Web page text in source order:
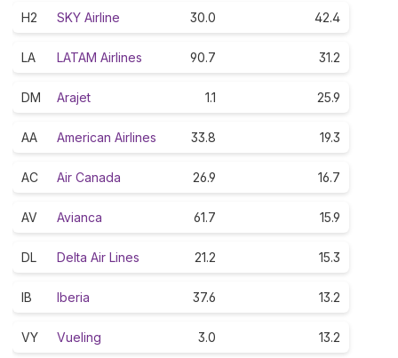
H2 SKY Airline 30.0 42.4
LA LATAM Airlines 90.7 31.2
DM Arajet 1.1 25.9
AA American Airlines 33.8 19.3
AC Air Canada 26.9 16.7
AV Avianca 61.7 15.9
DL Delta Air Lines 21.2 15.3
IB Iberia 37.6 13.2
VY Vueling 3.0 13.2